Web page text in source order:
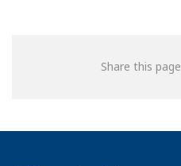
Share this page